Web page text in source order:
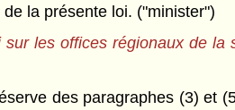
la présente loi. ("minister")
sur les offices régionaux de la
des paragraphes (3) et